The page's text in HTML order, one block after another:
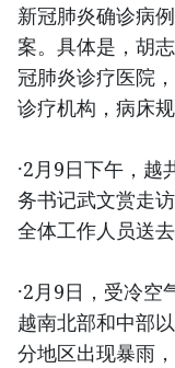
新冠肺炎确诊病
案。具体是，胡
冠肺炎诊疗医院
诊疗机构，病床
·2月9日下午，越
务书记武文赏走
全体工作人员送去
·2月9日，受冷空
越南北部和中部
分地区出现暴雨